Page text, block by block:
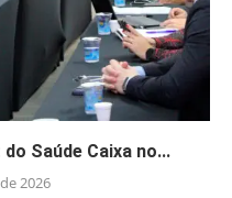
Saúde Caixa no...
2026